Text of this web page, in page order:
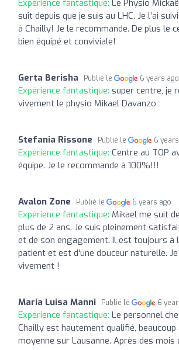
Expérience fantastique: Le Physio
suit depuis que je suis au LHC. Je l’ai
à Chailly! Je le recommande. De plus le
bien équipé et conviviale!
Gerta Berisha Publié le 6 years ago
Expérience fantastique: super centre, je
vivement le physio Mikael Davanzo
Stefania Rissone Publié le 6
Expérience fantastique: Centre au TOP
équipe. Je le recommande à 100%!!!
Avalon Zone Publié le 6 years ago
Expérience fantastique: Mikael me suit
plus de 2 ans. Je suis pleinement
et de son engagement. Il est toujours à
patient et est d'une douceur naturelle.
vivement !
Maria Luisa Manni Publié le 6
Expérience fantastique: Le personnel
Chailly est hautement qualifié, beaucoup
moyenne sur Lausanne. Après des mois